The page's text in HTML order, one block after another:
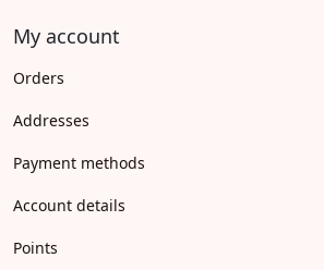
My account
Orders
Addresses
Payment methods
Account details
Points